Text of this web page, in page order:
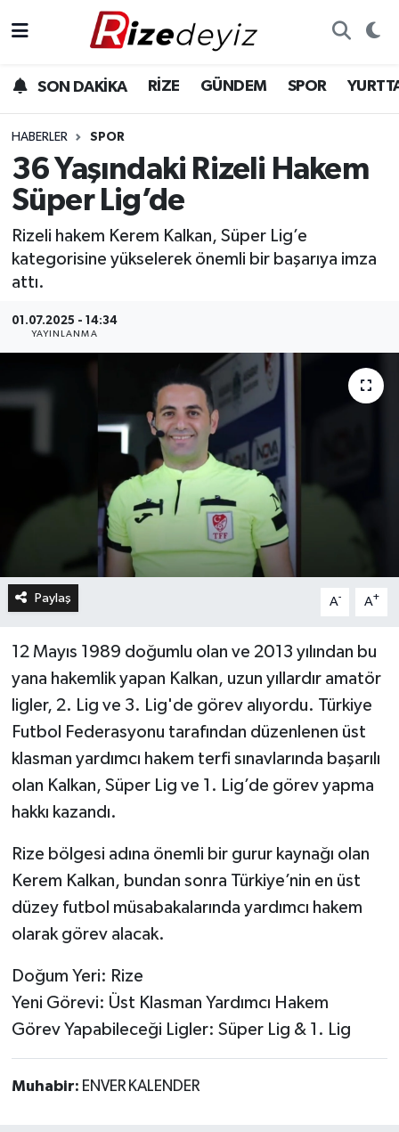
SON DAKİKA RİZE GÜNDEM SPOR
HABERLER SPOR
36 Yaşındaki Rizeli Hakem
Süper Lig’de
Rizeli hakem Kerem Kalkan, Süper Lig’e
kategorisine yükselerek önemli bir başarıya imza
attı.
01.07.2025 - 14:34
YAYINLANMA
Paylaş A- A+
12 Mayıs 1989 doğumlu olan ve 2013 yılından bu
yana hakemlik yapan Kalkan, uzun yıllardır amatör
ligler, 2. Lig ve 3. Lig'de görev alıyordu. Türkiye
Futbol Federasyonu tarafından düzenlenen üst
klasman yardımcı hakem terfi sınavlarında başarılı
olan Kalkan, Süper Lig ve 1. Lig’de görev yapma
hakkı kazandı.
Rize bölgesi adına önemli bir gurur kaynağı olan
Kerem Kalkan, bundan sonra Türkiye’nin en üst
düzey futbol müsabakalarında yardımcı hakem
olarak görev alacak.
Doğum Yeri: Rize
Yeni Görevi: Üst Klasman Yardımcı Hakem
Görev Yapabileceği Ligler: Süper Lig & 1. Lig
Muhabir: ENVER KALENDER
Gündem
Yurttan Haberler
Ekonomi
Teknoloji
Rize Hava Durumu
Rize Trafik Yoğunluk Haritası
Süper Lig Puan Durumu ve Fikstür
Tüm Manşetler
Haber Arşivi